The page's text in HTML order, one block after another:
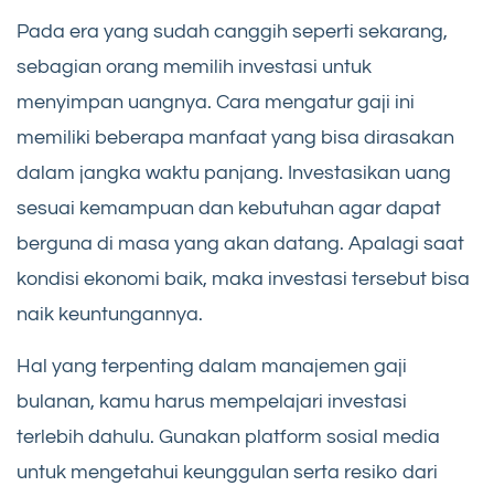
Pada era yang sudah canggih seperti sekarang,
sebagian orang memilih investasi untuk
menyimpan uangnya. Cara mengatur gaji ini
memiliki beberapa manfaat yang bisa dirasakan
dalam jangka waktu panjang. Investasikan uang
sesuai kemampuan dan kebutuhan agar dapat
berguna di masa yang akan datang. Apalagi saat
kondisi ekonomi baik, maka investasi tersebut bisa
naik keuntungannya.
Hal yang terpenting dalam manajemen gaji
bulanan, kamu harus mempelajari investasi
terlebih dahulu. Gunakan platform sosial media
untuk mengetahui keunggulan serta resiko dari